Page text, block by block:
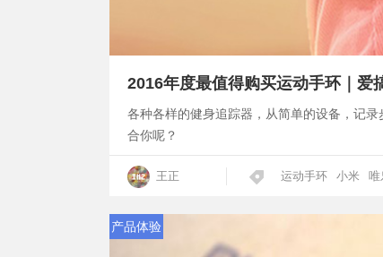
2016年度最值得购买运动手环｜爱
各种各样的健身追踪器，从简单的设备，记
合你呢？
王正 运动手环 小米 唯
产品体验